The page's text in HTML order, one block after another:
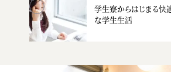
学生寮からはじまる快
な学生生活